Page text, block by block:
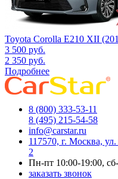
Toyota Corolla E210 XII
3 500 руб.
2 350 руб.
Подробнее
8 (800) 333-53-11
8 (495) 215-54-58
info@carstar.ru
117570, г. Москва,
2
Пн-пт 10:00-19:00,
заказать звонок